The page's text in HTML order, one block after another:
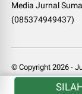
Media Jurnal
(085374949437)
© Copyright2026 -